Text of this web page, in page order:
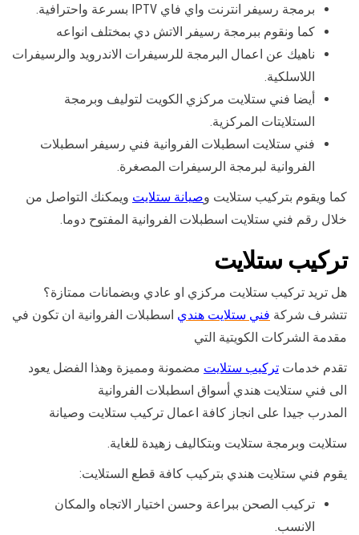
برمجة رسيفر انترنت واي فاي IPTV بسرعة واحترافية.
كما ونقوم ببرمجة رسيفر الاتش دي بمختلف انواعه
ناهيك عن اعمال البرمجة للرسيفرات الاندرويد والرسيفرات
اللاسلكية.
أيضا فني ستلايت مركزي الكويت لتوليف وبرمجة
الستلايتات المركزية.
فني ستلايت اسطبلات الفروانية فني رسيفر اسطبلات
الفروانية لبرمجة الرسيفرات المصغرة.
كما ويقوم بتركيب ستلايت وصيانة ستلايت ويمكنك التواصل من
خلال رقم فني ستلايت اسطبلات الفروانية المفتوح دوما.
تركيب ستلايت
هل تريد تركيب ستلايت مركزي او عادي وبضمانات ممتازة؟
تتشرف شركة فني ستلايت هندي اسطبلات الفروانية ان تكون في
مقدمة الشركات الكويتية التي
تقدم خدمات تركيب ستلايت مضمونة ومميزة وهذا الفضل يعود
الى فني ستلايت هندي أسواق اسطبلات الفروانية
المدرب جيدا على انجاز كافة اعمال تركيب ستلايت وصيانة
ستلايت وبرمجة ستلايت وبتكاليف زهيدة للغاية.
يقوم فني ستلايت هندي بتركيب كافة قطع الستلايت:
تركيب الصحن ببراعة وحسن اختيار الاتجاه والمكان
الانسب.